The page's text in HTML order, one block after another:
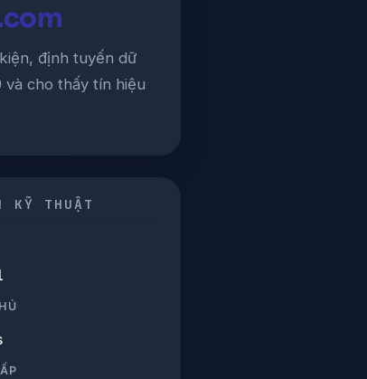
định tuyến dữ
và cho thấy tín hiệu
KỸ THUẬT